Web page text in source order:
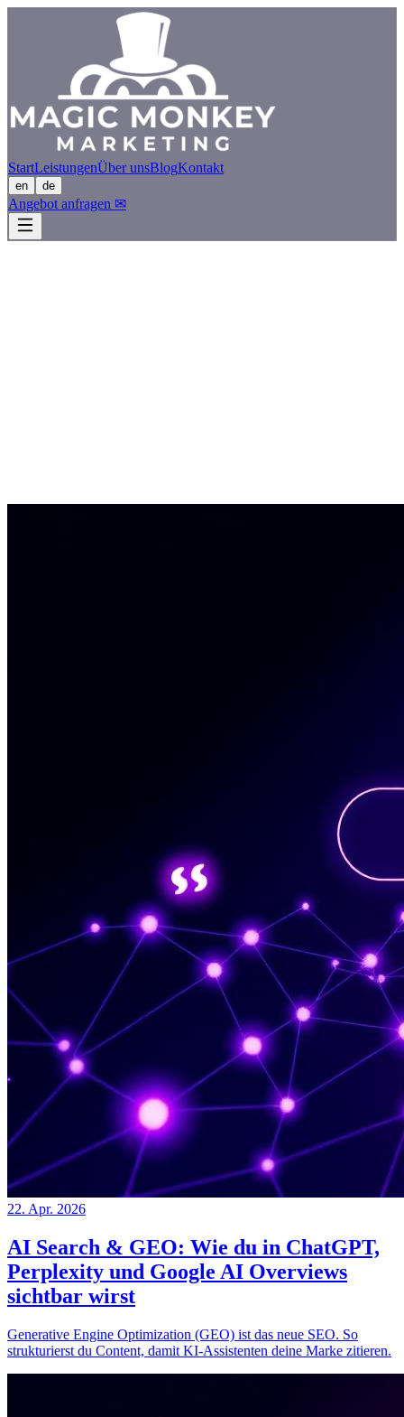
StartLeistungenÜber unsBlogKontakt
en de
Angebot anfragen ✉
22. Apr. 2026
AI Search & GEO: Wie du in ChatGPT,
Perplexity und Google AI Overviews
sichtbar wirst
Generative Engine Optimization (GEO) ist das neue SEO. So
strukturierst du Content, damit KI-Assistenten deine Marke zitieren.